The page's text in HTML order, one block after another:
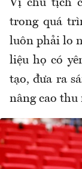
Vị chủ tịch
trong quá
luôn phải lo
liệu họ có
tạo, đưa ra
nâng cao thu